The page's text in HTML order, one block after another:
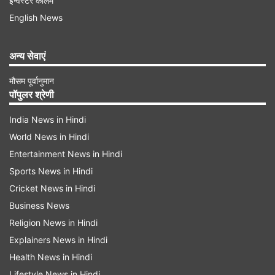
कपड़े से साफ भी कर सकते हैं। वहीं अगर आप अपने पैरों की
है। इसके लिए एक बाल्टी गर्म पानी लें उसके बाद इसमें सेब का
सिरका डाल दें। अब अपने पैरों को इस पानी में थोड़ी देर के
लिए रहने दें। इससे बदबू गायब हो जाएगा।
English News
अन्य सेवाएं
मौसम पूर्वानुमान
पॉपुलर श्रेणी
India News in Hindi
World News in Hindi
Entertainment News in Hindi
Sports News in Hindi
Cricket News in Hindi
Business News
Religion News in Hindi
Explainers News in Hindi
Health News in Hindi